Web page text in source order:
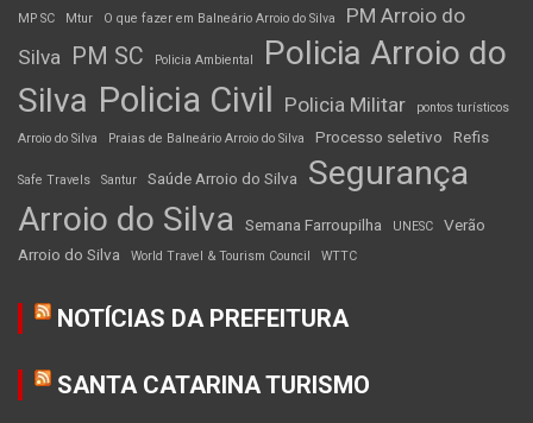
MP SC
Mtur O que fazer em Balneário Arroio do Silva
PM Arroio do
Silva
PM SC Policia Ambiental
Policia Arroio do
Silva Policia Civil Policia Militar
pontos turísticos
Arroio do Silva
Praias de Balneário Arroio do Silva Processo seletivo Refis
Safe Travels Santur Saúde Arroio do Silva
Segurança
Arroio do Silva
Semana Farroupilha UNESC
Verão
Arroio do Silva
World Travel & Tourism Council WTTC
NOTÍCIAS DA PREFEITURA
SANTA CATARINA TURISMO